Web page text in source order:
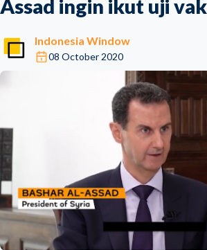
Assad ingin ikut uji
Indonesia Window
08 October 2020